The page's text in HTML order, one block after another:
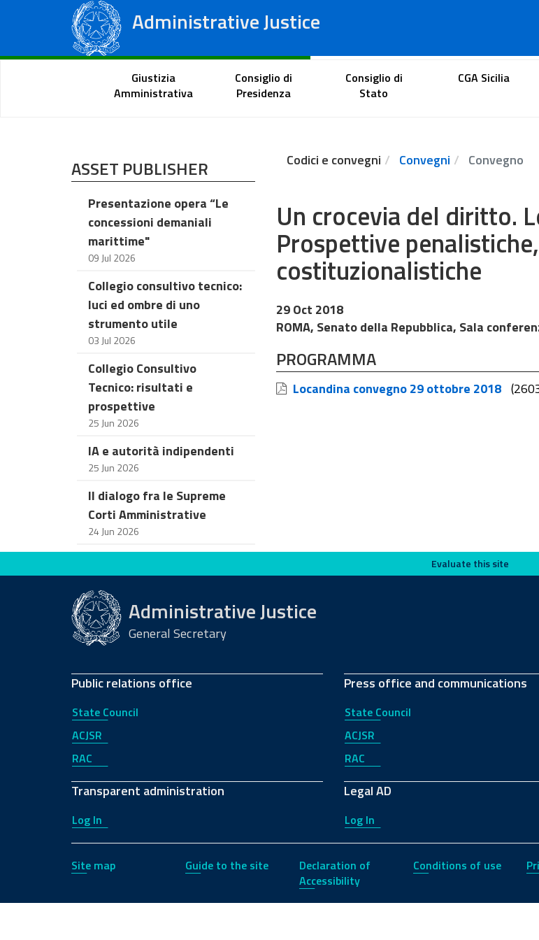
Administrative Justice
Regional Administrative Courts
Citizen Portal Lawyer's portal
Giustizia
Amministrativa
Consiglio di
Presidenza
Consiglio di
Stato
CGA Sicilia
ASSET PUBLISHER
Presentazione opera “Le
concessioni demaniali
marittime"
09 Jul 2026
Collegio consultivo tecnico:
luci ed ombre di uno
strumento utile
03 Jul 2026
Collegio Consultivo
Tecnico: risultati e
prospettive
25 Jun 2026
IA e autorità indipendenti
25 Jun 2026
Il dialogo fra le Supreme
Corti Amministrative
24 Jun 2026
Codici e convegni Convegni Convegno
Un crocevia del diritto.
Prospettive
costituzionalistiche
29 Oct 2018
ROMA, Senato della Repubblica, Sala
PROGRAMMA
Locandina convegno 29 ottobre 2018
Evaluate this site Evaluate this site
Administrative Justice
General Secretary
Public relations office
State Council
ACJSR
RAC
Transparent administration
Log In
Press office and communications
State Council
ACJSR
RAC
Legal AD
Log In
Site map Guide to the site
Declaration of
Accessibility
Conditions of use